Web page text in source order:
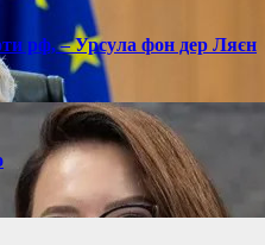
рф, – Урсула фон дер Ляєн